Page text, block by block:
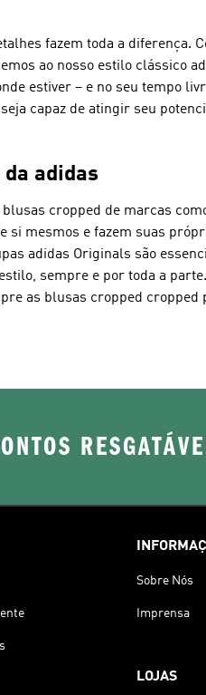
fazem toda a diferença.
ao nosso estilo clássico
estiver – e no seu tempo
capaz de atingir seu
adidas
cropped de marcas
si mesmos e fazem suas
adidas Originals são
sempre e por toda a
as blusas cropped cropped
Sobre Nós
Imprensa
LOJAS